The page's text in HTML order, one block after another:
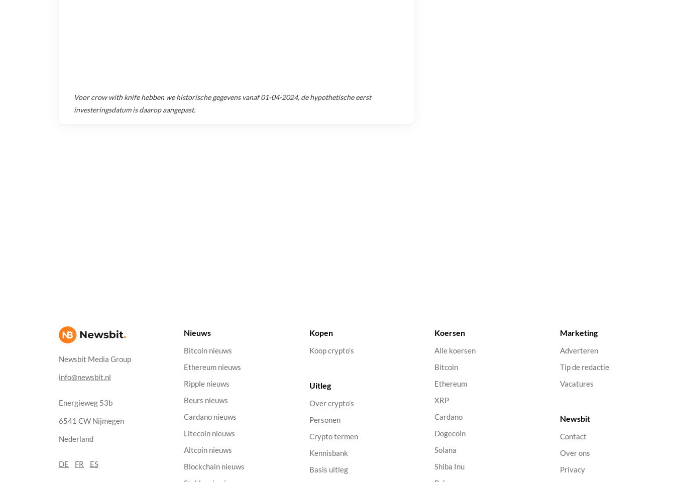
Voorcrow with knifehebben we historische gegevens vanaf01-04-2024, de hypothetische eerst
investeringsdatum is daarop aangepast.
Newsbit Media Group
info@newsbit.nl
Energieweg 53b
6541 CW Nijmegen
Nederland
DE FR ES
Nieuws
Bitcoin nieuws
Ethereum nieuws
Ripple nieuws
Beurs nieuws
Cardano nieuws
Litecoin nieuws
Altcoin nieuws
Blockchain nieuws
Kopen
Koop crypto’s
Uitleg
Over crypto’s
Personen
Crypto termen
Kennisbank
Basis uitleg
Koersen
Alle koersen
Bitcoin
Ethereum
XRP
Cardano
Dogecoin
Solana
Shiba Inu
Marketing
Adverteren
Tip de redactie
Vacatures
Newsbit
Contact
Over ons
Privacy